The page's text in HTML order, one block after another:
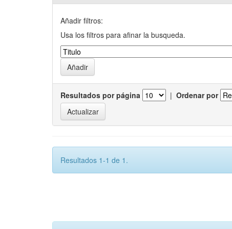
Añadir filtros:
Usa los filtros para afinar la busqueda.
Resultados por página | Ordenar por
Resultados 1-1 de 1.